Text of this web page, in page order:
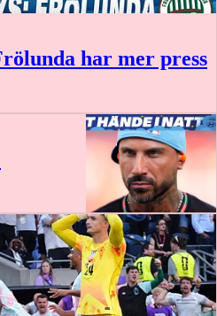
har mer press